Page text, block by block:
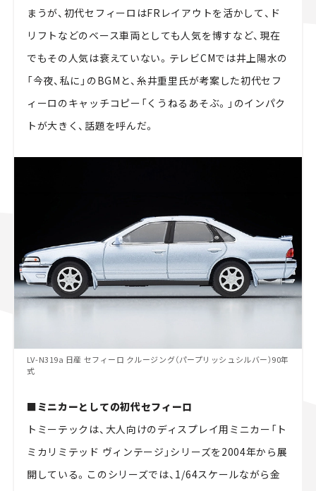
まうが、初代セフィーロはFRレイアウトを活かして、ド
リフトなどのベース車両としても人気を博すなど、現在
でもその人気は衰えていない。テレビCMでは井上陽水の
「今夜、私に」のBGMと、糸井重里氏が考案した初代セフ
ィーロのキャッチコピー「くうねるあそぶ。」のインパク
トが大きく、話題を呼んだ。
LV-N319a 日産 セフィーロ クルージング（パープリッシュシルバー）90年
式
■ミニカーとしての初代セフィーロ
トミーテックは、大人向けのディスプレイ用ミニカー「ト
ミカリミテッド ヴィンテージ」シリーズを2004年から展
開している。このシリーズでは、1/64スケールながら金